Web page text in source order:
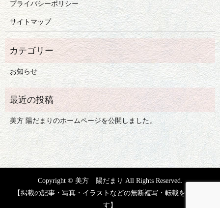
プライバシーポリシー
サイトマップ
お知らせ
美方 陽だまりのホームページを公開しました。
Copyright © 美方 陽だまり All Rights Reserved.
【掲載の記事・写真・イラストなどの無断複写・転載を禁じま
す】